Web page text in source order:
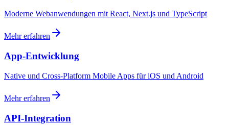
Moderne Webanwendungen mit React, Next.js und TypeScript
Mehr erfahren
App-Entwicklung
Native und Cross-Platform Mobile Apps für iOS und Android
Mehr erfahren
API-Integration